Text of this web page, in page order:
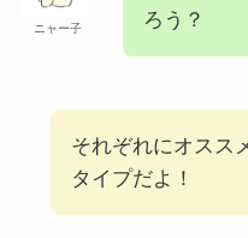
ニャー子
ろう？
それぞれにオスス
タイプだよ！